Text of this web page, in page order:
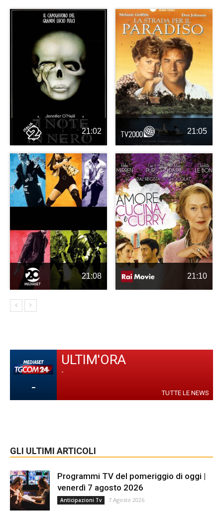
21:02 21:05
21:08 21:10
-
ULTIM'ORA
-
TUTTE LE NEWS
GLI ULTIMI ARTICOLI
Programmi TV del pomeriggio di oggi |
venerdì 7 agosto 2026
Anticipazioni Tv 7 Agosto 2026